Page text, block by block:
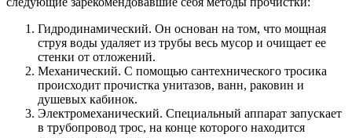
Гидродинамический. Он основан на том, что мощная
струя воды удаляет из трубы весь мусор и очищает ее
стенки от отложений.
Механический. С помощью сантехнического тросика
происходит прочистка унитазов, ванн, раковин и
душевых кабинок.
Электромеханический. Специальный аппарат запускает
в трубопровод трос, на конце которого находится